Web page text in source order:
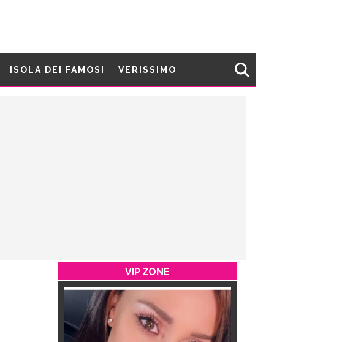
ISOLA DEI FAMOSI VERISSIMO
VIP ZONE